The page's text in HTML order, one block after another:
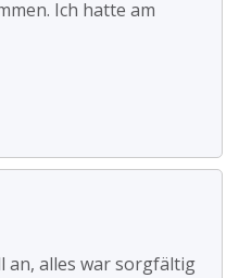
Ich hatte am
an, alles war sorgfältig